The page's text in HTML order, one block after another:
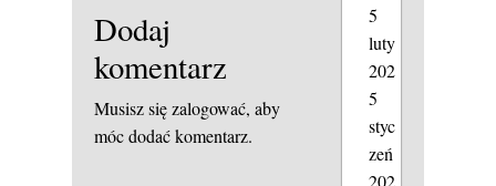
Dodaj
komentarz
Musisz sięzalogować, aby
móc dodać komentarz.
5
luty
202
5
styc
zeń
202